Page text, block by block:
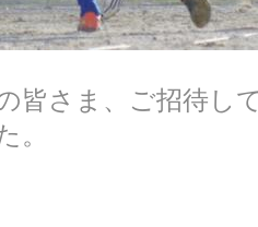
の皆さま、ご招待し
。